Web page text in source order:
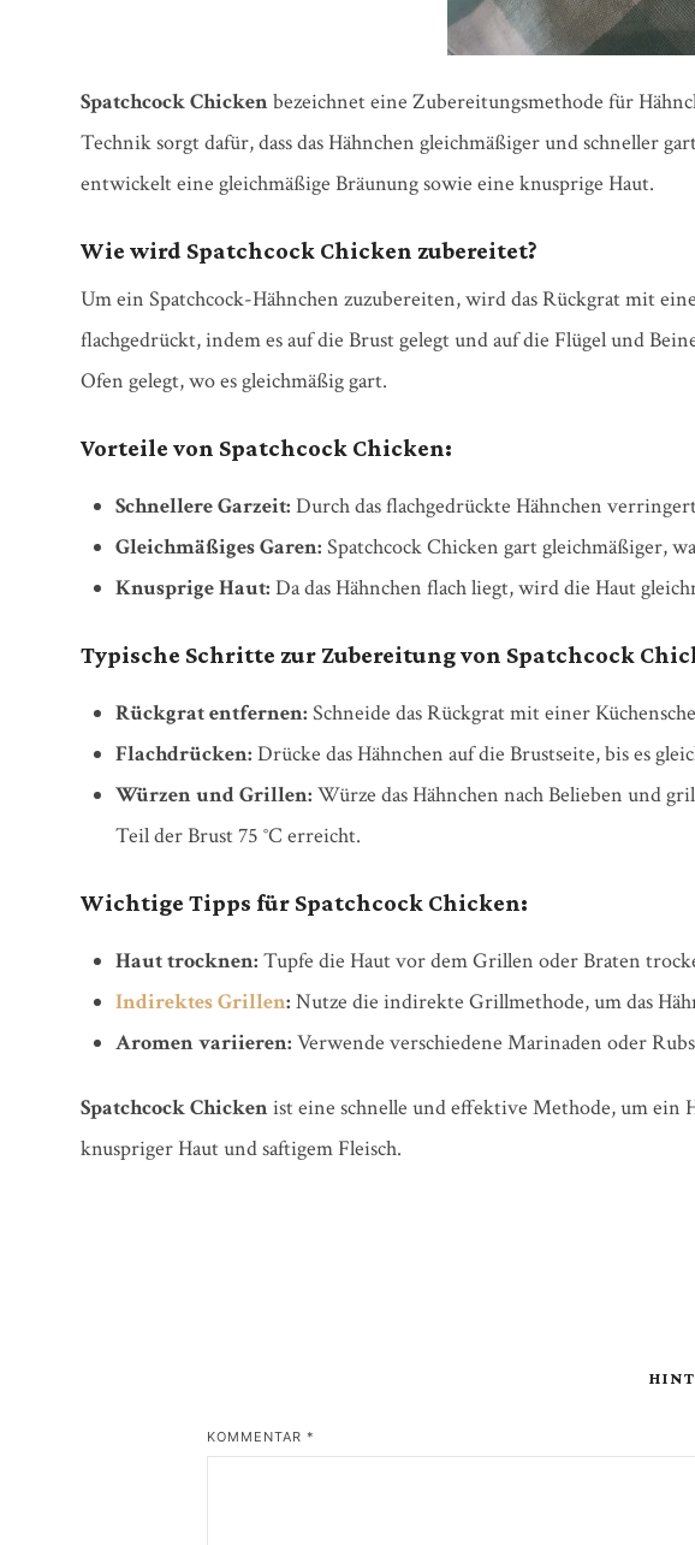
Spatchcock Chickenbezeichnet eine Zubereitungsmethode für
Technik sorgt dafür, dass das Hähnchen gleichmäßiger und schneller
entwickelt eine gleichmäßige Bräunung sowie eine knusprige Haut.
Wie wird Spatchcock Chicken zubereitet?
Um ein Spatchcock-Hähnchen zuzubereiten, wird das Rückgrat mit
flachgedrückt, indem es auf die Brust gelegt und auf die Flügel und
Ofen gelegt, wo es gleichmäßig gart.
Vorteile von Spatchcock Chicken:
Schnellere Garzeit: Durch das flachgedrückte Hähnchen
Gleichmäßiges Garen: Spatchcock Chicken gart gleichmäßiger,
Knusprige Haut: Da das Hähnchen flach liegt, wird die Haut
Typische Schritte zur Zubereitung von Spatchcock
Rückgrat entfernen: Schneide das Rückgrat mit einer
Flachdrücken: Drücke das Hähnchen auf die Brustseite, bis es
Würzen und Grillen: Würze das Hähnchen nach Belieben und
Teil der Brust 75 °C erreicht.
Wichtige Tipps für Spatchcock Chicken:
Haut trocknen: Tupfe die Haut vor dem Grillen oder Braten
Indirektes Grillen: Nutze die indirekte Grillmethode, um das
Aromen variieren: Verwende verschiedene Marinaden oder
Spatchcock Chickenist eine schnelle und effektive Methode, um ein
knuspriger Haut und saftigem Fleisch.
KOMMENTAR *